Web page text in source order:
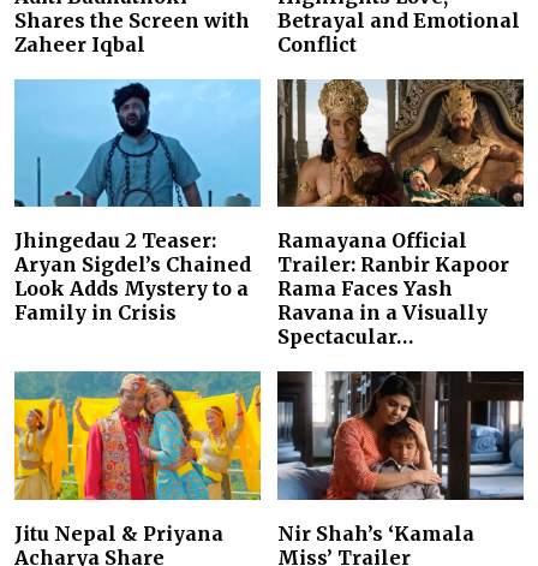
Shares the Screen with
Zaheer Iqbal
Betrayal and Emotional
Conflict
Jhingedau 2 Teaser:
Aryan Sigdel’s Chained
Look Adds Mystery to a
Family in Crisis
Ramayana Official
Trailer: Ranbir Kapoor
Rama Faces Yash
Ravana in a Visually
Spectacular…
Jitu Nepal & Priyana
Acharya Share
Nir Shah’s ‘Kamala
Miss’ Trailer